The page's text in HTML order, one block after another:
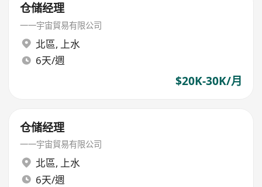
仓储经理
一一宇宙貿易有限公司
北區, 上水
6天/週
$20K-30K/月
仓储经理
一一宇宙貿易有限公司
北區, 上水
6天/週